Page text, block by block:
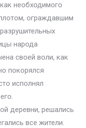
необходимого
ограждавшим
народа
своей воли, как
покорялся
исполнял
деревни, решались
все жители.